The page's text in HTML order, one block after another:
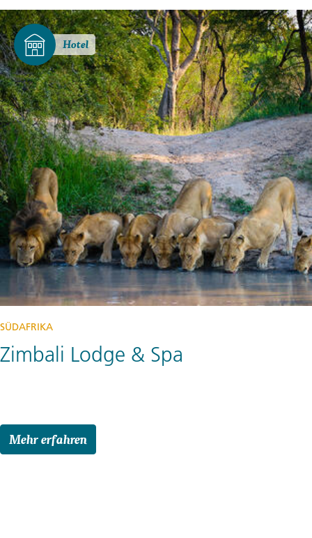
Hotel
SÜDAFRIKA
Zimbali Lodge & Spa
Mehr erfahren